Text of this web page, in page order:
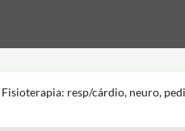
resp/cárdio, neuro,